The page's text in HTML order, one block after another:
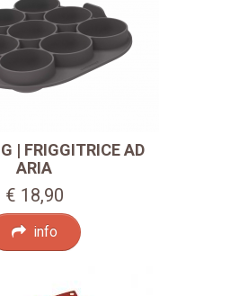
| FRIGGITRICE AD
ARIA
€ 18,90
info